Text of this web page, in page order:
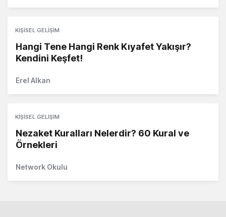
KIŞISEL GELIŞIM
Hangi Tene Hangi Renk Kıyafet Yakışır?
Kendini Keşfet!
Erel Alkan
KIŞISEL GELIŞIM
Nezaket Kuralları Nelerdir? 60 Kural ve
Örnekleri
Network Okulu